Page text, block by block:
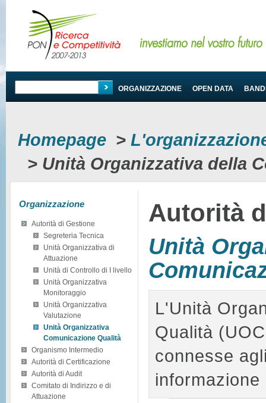
PROGRAMMA ORGANIZZAZIONE OPEN DATA
Homepage >
> Unità Organizzativa della
Organizzazione
Autorità di Gestione
Segreteria Tecnica
Unità Organizzativa di
Attuazione
Unità di Controllo di I livello
Unità Organizzativa
Monitoraggio
Unità Organizzativa
Valutazione
Unità Organizzativa
Comunicazione Qualità
Organismo Intermedio
Autorità di Certificazione
Autorità di Audit
Comitato di Indirizzo e di
Attuazione
Autorità
Unità
L'Unità
Qualità
connesse